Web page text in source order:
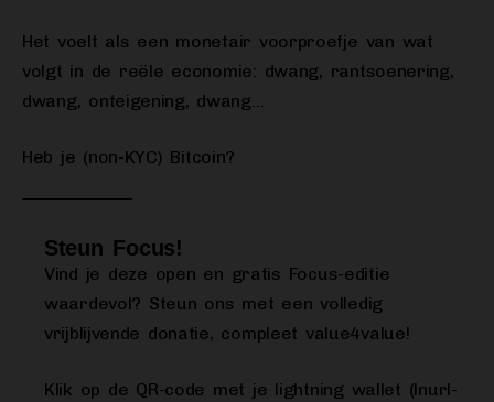
Het voelt als een monetair voorproefje van wat
volgt in de reële economie: dwang, rantsoenering,
dwang, onteigening, dwang…
Heb je (non-KYC) Bitcoin?
Steun Focus!
Vind je deze open en gratis Focus-editie
waardevol? Steun ons met een volledig
vrijblijvende donatie, compleet value4value!
Klik op de QR-code met je lightning wallet (lnurl-